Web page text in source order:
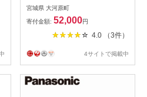
トスクエア 12畳 ホワイト
CEA-A12DLPS アイリスオー
ヤマ 照明器具 天井照明 節電
省エネ リビング 寝室 和室 ダ
大河原町 】
宮城県 大河原町
寄付金額: 52,000円
4.0 （3件）
4サイトで掲載中